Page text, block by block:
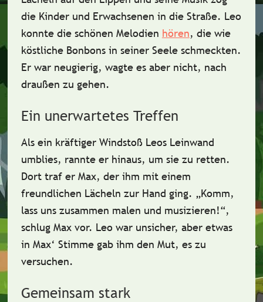
die Kinder und Erwachsenen in die Straße. Leo
konnte die schönen Melodien hören, die wie
köstliche Bonbons in seiner Seele schmeckten.
Er war neugierig, wagte es aber nicht, nach
draußen zu gehen.
Ein unerwartetes Treffen
Als ein kräftiger Windstoß Leos Leinwand
umblies, rannte er hinaus, um sie zu retten.
Dort traf er Max, der ihm mit einem
freundlichen Lächeln zur Hand ging. „Komm,
lass uns zusammen malen und musizieren!“,
schlug Max vor. Leo war unsicher, aber etwas
in Max‘ Stimme gab ihm den Mut, es zu
versuchen.
Gemeinsam stark